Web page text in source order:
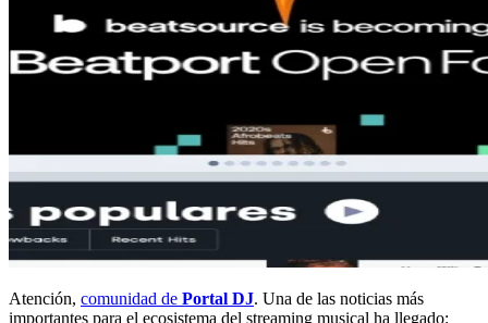
Atención, comunidad de Portal DJ. Una de las noticias más
importantes para el ecosistema del streaming musical ha llegado: